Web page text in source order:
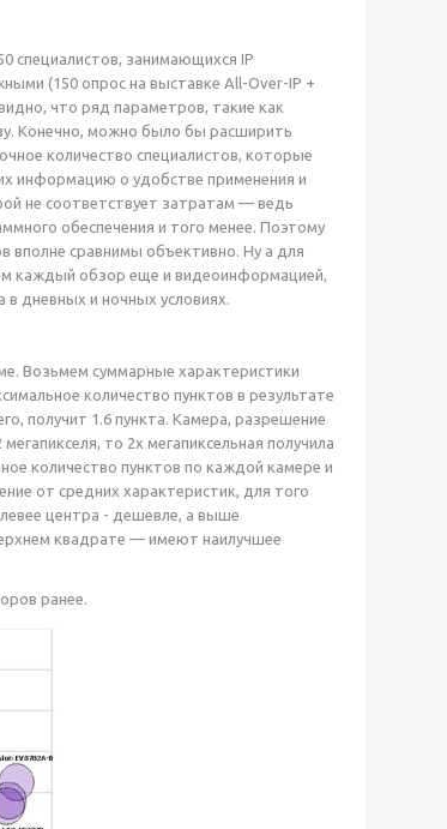
специалистов, занимающихся IP
(150 опрос на выставке All-Over-IP +
что ряд параметров, такие как
Конечно, можно было бы расширить
количество специалистов, которые
информацию о удобстве применения и
не соответствует затратам — ведь
обеспечения и того менее. Поэтому
вполне сравнимы объективно. Ну а для
каждый обзор еще и видеоинформацией,
дневных и ночных условиях.
Возьмем суммарные характеристики
количество пунктов в результате
получит 1.6 пункта. Камера, разрешение
то 2х мегапиксельная получила
количество пунктов по каждой камере и
от средних характеристик, для того
центра - дешевле, а выше
квадрате — имеют наилучшее
ранее.